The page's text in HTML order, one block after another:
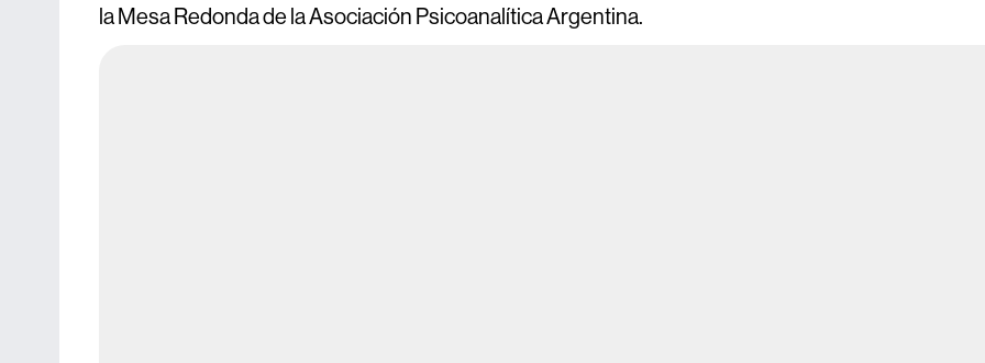
la Mesa Redonda de la Asociación Psicoanalítica Argentina.